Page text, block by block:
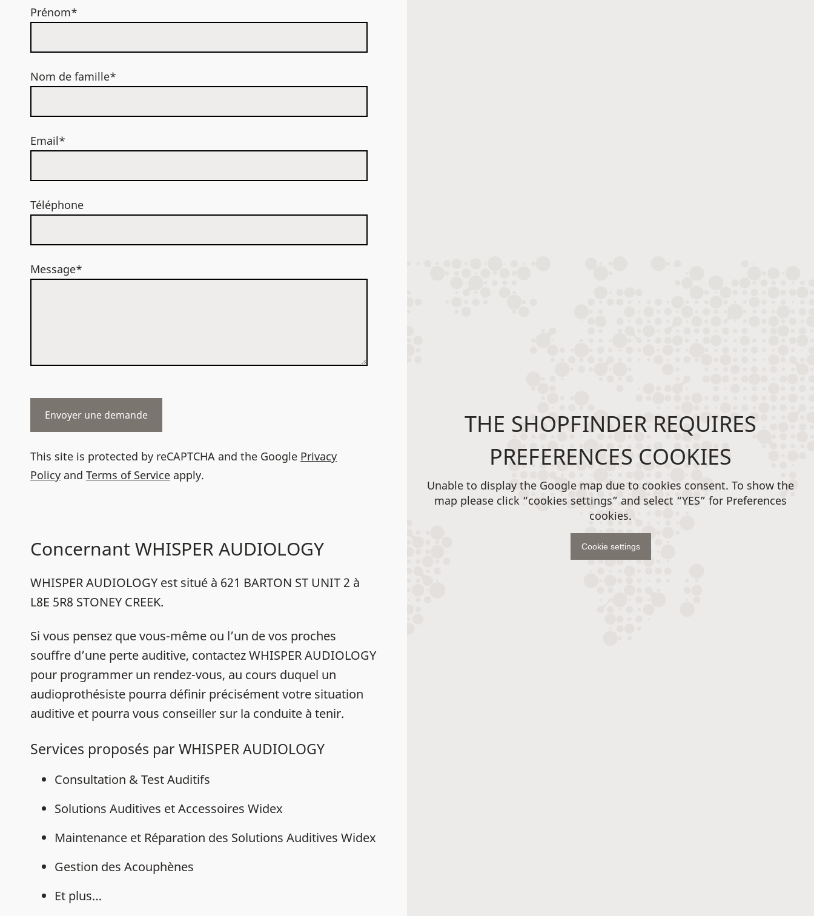
Prénom*
Nom de famille*
Email*
Téléphone
Message*
This site is protected by reCAPTCHA and the Google Privacy
Policy and Terms of Service apply.
Concernant WHISPER AUDIOLOGY
WHISPER AUDIOLOGY est situé à 621 BARTON ST UNIT 2 à
L8E 5R8 STONEY CREEK.
Si vous pensez que vous-même ou l’un de vos proches
souffre d’une perte auditive, contactez WHISPER AUDIOLOGY
pour programmer un rendez-vous, au cours duquel un
audioprothésiste pourra définir précisément votre situation
auditive et pourra vous conseiller sur la conduite à tenir.
Services proposés par WHISPER AUDIOLOGY
Consultation & Test Auditifs
Solutions Auditives et Accessoires Widex
Maintenance et Réparation des Solutions Auditives Widex
Gestion des Acouphènes
Et plus…
THE SHOPFINDER REQUIRES
PREFERENCES COOKIES
Unable to display the Google map due to cookies consent. To show the
map please click “cookies settings” and select “YES” for Preferences
cookies.
Cookie settings